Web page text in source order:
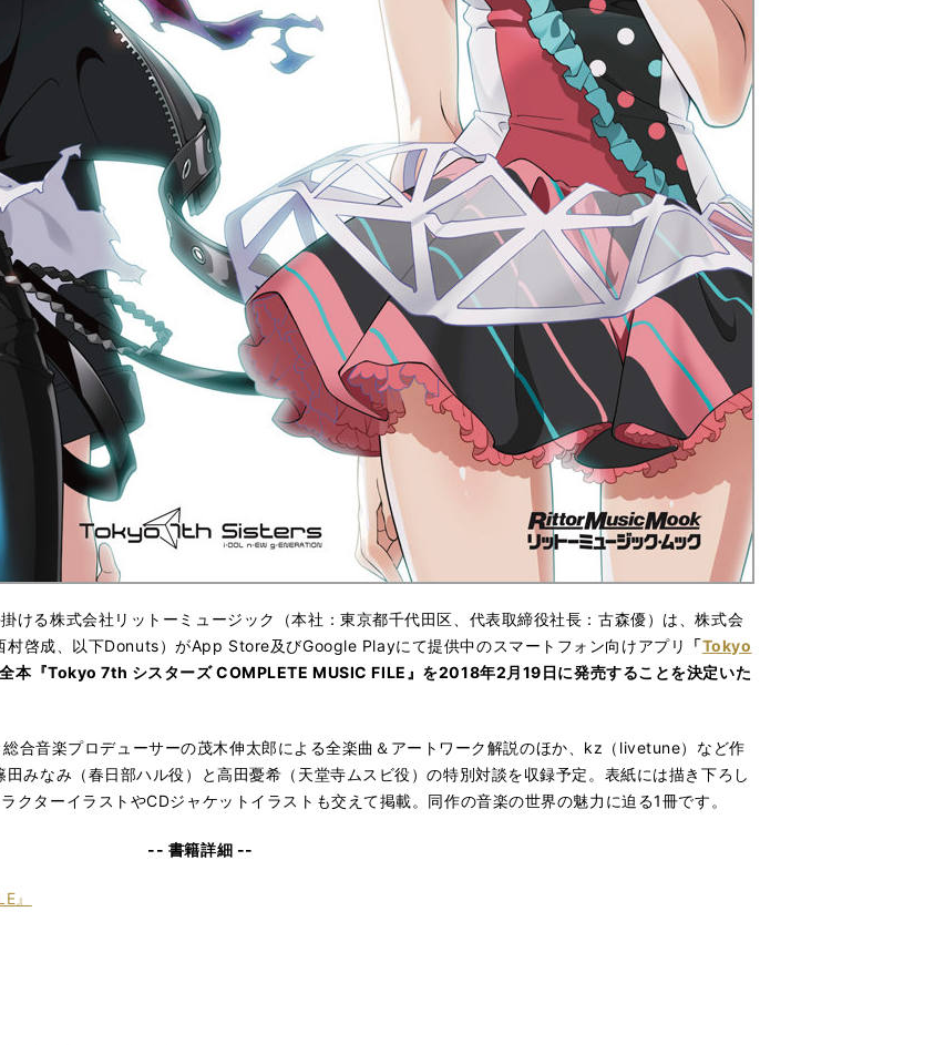
ける株式会社リットーミュージック（本社：東京都千代田区、代表取締役社長：古森優）は、株式会
啓成、以下Donuts）がApp Store及びGoogle Playにて提供中のスマートフォン向けアプリ
「Tokyo
本『Tokyo 7th シスターズ COMPLETE MUSIC FILE』を2018年2月19日に発売することを決定いた
合音楽プロデューサーの茂木伸太郎による全楽曲＆アートワーク解説のほか、kz（livetune）など作
みなみ（春日部ハル役）と高田憂希（天堂寺ムスビ役）の特別対談を収録予定。表紙には描き下ろし
クターイラストやCDジャケットイラストも交えて掲載。同作の音楽の世界の魅力に迫る1冊です。
-- 書籍詳細 --
』